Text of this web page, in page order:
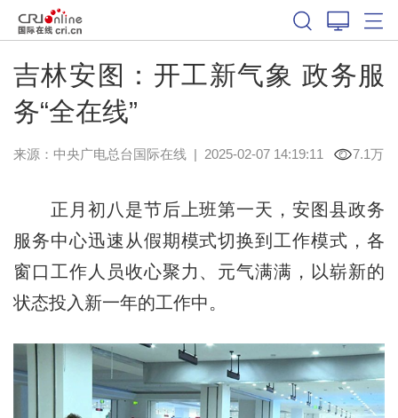
吉林安图：开工新气象 政务服
务“全在线”
来源：中央广电总台国际在线| 2025-02-07 14:19:11 7.1万
正月初八是节后上班第一天，安图县政务
服务中心迅速从假期模式切换到工作模式，各
窗口工作人员收心聚力、元气满满，以崭新的
状态投入新一年的工作中。